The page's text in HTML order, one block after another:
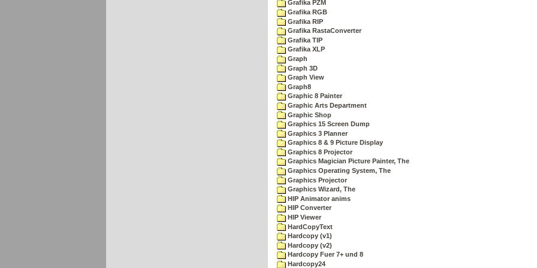
Grafika PZM
Grafika RGB
Grafika RIP
Grafika RastaConverter
Grafika TIP
Grafika XLP
Graph
Graph 3D
Graph View
Graph8
Graphic 8 Painter
Graphic Arts Department
Graphic Shop
Graphics 15 Screen Dump
Graphics 3 Planner
Graphics 8 & 9 Picture Display
Graphics 8 Projector
Graphics Magician Picture Painter, The
Graphics Operating System, The
Graphics Projector
Graphics Wizard, The
HIP Animator anims
HIP Converter
HIP Viewer
HardCopyText
Hardcopy (v1)
Hardcopy (v2)
Hardcopy Fuer 7+ und 8
Hardcopy24